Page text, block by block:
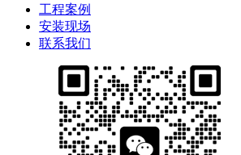
工程案例
安装现场
联系我们